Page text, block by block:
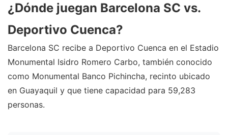
¿Dónde juegan Barcelona SC vs.
Deportivo Cuenca?
Barcelona SC recibe a Deportivo Cuenca en el Estadio
Monumental Isidro Romero Carbo, también conocido
como Monumental Banco Pichincha, recinto ubicado
en Guayaquil y que tiene capacidad para 59,283
personas.